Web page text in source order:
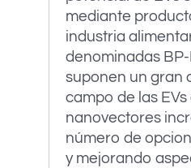
mediante
industria
denominadas BP-
suponen un gran
campo de las EVs
nanovectores
número de
y mejorando